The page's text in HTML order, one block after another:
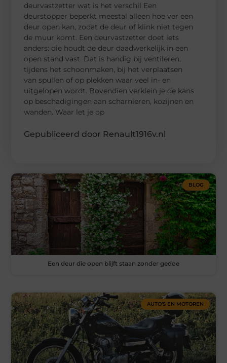
deurvastzetter wat is het verschil Een
deurstopper beperkt meestal alleen hoe ver een
deur open kan, zodat de deur of klink niet tegen
de muur komt. Een deurvastzetter doet iets
anders: die houdt de deur daadwerkelijk in een
open stand vast. Dat is handig bij ventileren,
tijdens het schoonmaken, bij het verplaatsen
van spullen of op plekken waar veel in- en
uitgelopen wordt. Bovendien verklein je de kans
op beschadigingen aan scharnieren, kozijnen en
wanden. Waar let je op
Gepubliceerd door Renault1916v.nl
BLOG
Een deur die open blijft staan zonder gedoe
AUTO’S EN MOTOREN